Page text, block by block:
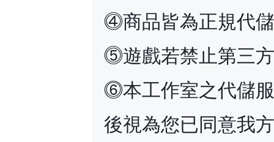
⓸商品皆為正規代
⓹遊戲若禁止第三
⓺本工作室之代儲
後視為您已同意我